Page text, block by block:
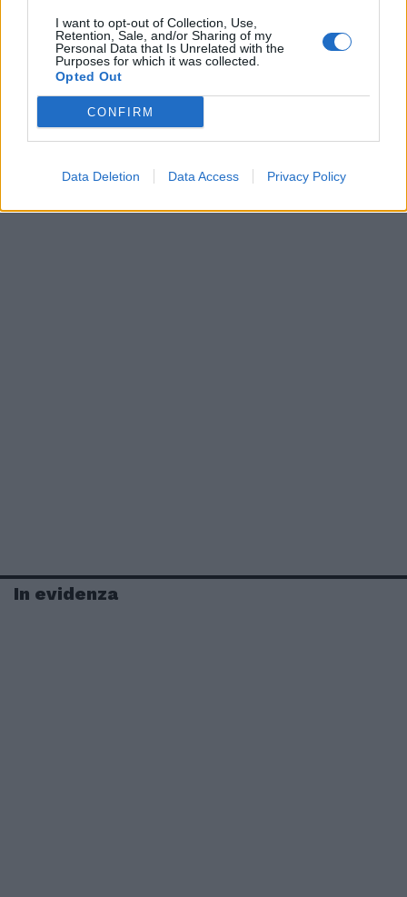
I want to opt-out of Collection, Use,
Retention, Sale, and/or Sharing of my
Personal Data that Is Unrelated with the
Purposes for which it was collected.
Opted Out
CONFIRM
Data Deletion Data Access Privacy Policy
In evidenza